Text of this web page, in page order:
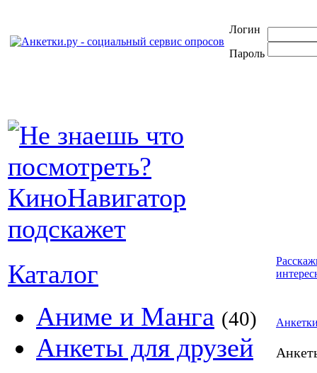
Логин
Пароль
Каталог
Аниме и Манга (40)
Анкеты для друзей